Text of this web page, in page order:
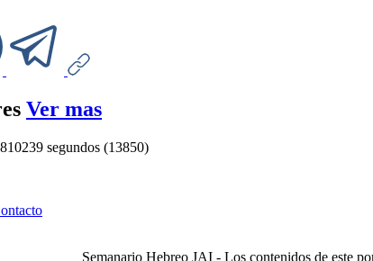
Ver mas
segundos (13850)
Semanario Hebreo JAI - Los contenidos de este